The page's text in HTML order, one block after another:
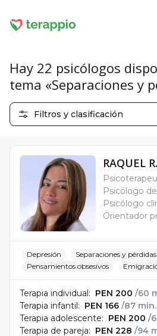
Iniciar sesión como psicólogo
Servicios
Blog
Para los psicólogos
Sobre terappio
Preguntas y respuestas
office@terappio.com
Hay 22 psicólogos
tema «Separaciones y
Filtros y clasificación
RAQUEL R.
Psicólogo
Psicólogo
Orientador
Depresión
Separaciones y pérdidas
Pensamientos obsesivos
Terapia individual: PEN 200 /60
Terapia infantil: PEN 166 /87 min.
Terapia adolescente: PEN 200 /
Terapia de pareja: PEN 228 /94